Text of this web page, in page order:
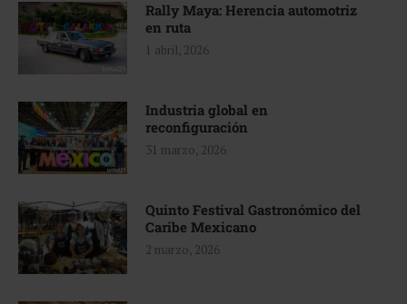
Rally Maya: Herencia automotriz
en ruta
1 abril, 2026
Industria global en
reconfiguración
31 marzo, 2026
Quinto Festival Gastronómico del
Caribe Mexicano
2 marzo, 2026